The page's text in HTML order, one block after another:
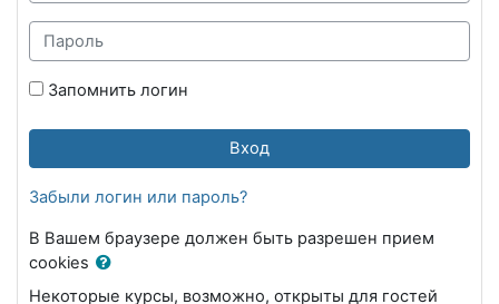
Пароль
Запомнить логин
Вход
Забыли логин или пароль?
В Вашем браузере должен быть разрешен прием
cookies
Некоторые курсы, возможно, открыты для гостей